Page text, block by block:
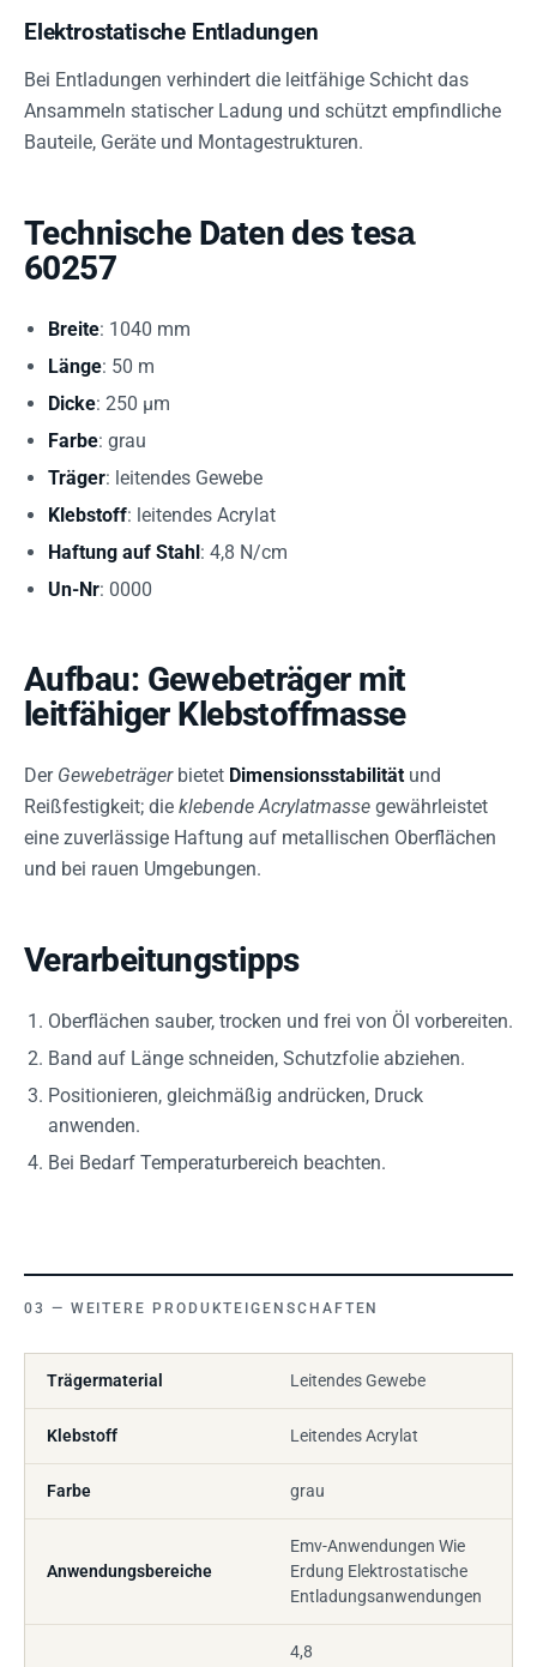
Elektrostatische Entladungen
Bei Entladungen verhindert die leitfähige Schicht das
Ansammeln statischer Ladung und schützt empfindliche
Bauteile, Geräte und Montagestrukturen.
Technische Daten des tesа
60257
Breite: 1040 mm
Länge: 50 m
Dicke: 250 µm
Farbe: grau
Träger: leitendes Gewebe
Klebstoff: leitendes Acrylat
Haftung auf Stahl: 4,8 N/cm
Un-Nr: 0000
Aufbau: Gewebeträger mit
leitfähiger Klebstoffmasse
Der Gewebeträgerbietet Dimensionsstabilität und
Reißfestigkeit; die klebende Acrylatmasse gewährleistet
eine zuverlässige Haftung auf metallischen Oberflächen
und bei rauen Umgebungen.
Verarbeitungstipps
Oberflächen sauber, trocken und frei von Öl vorbereiten.
Band auf Länge schneiden, Schutzfolie abziehen.
Positionieren, gleichmäßig andrücken, Druck
anwenden.
Bei Bedarf Temperaturbereich beachten.
WEITERE PRODUKTEIGENSCHAFTEN
Trägermaterial Leitendes Gewebe
Klebstoff Leitendes Acrylat
Farbe grau
Anwendungsbereiche
Emv-Anwendungen Wie
Erdung Elektrostatische
Entladungsanwendungen
4,8